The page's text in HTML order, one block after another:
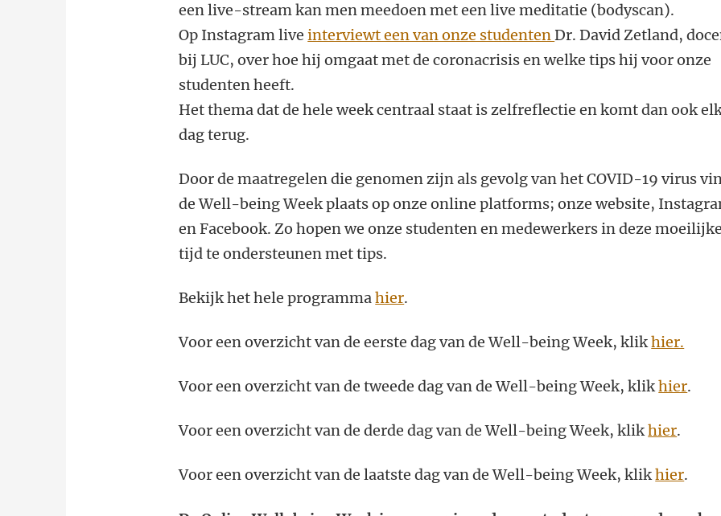
een live-stream kan men meedoen met een live meditatie (bodyscan).
Op Instagram liveinterviewt een van onze studentenDr. David Zetland,
bij LUC, over hoe hij omgaat met de coronacrisis en welke tips hij voor onze
studenten heeft.
Het thema dat de hele week centraal staat is zelfreflectie en komt dan ook
dag terug.
Door de maatregelen die genomen zijn als gevolg van het COVID-19 virus
de Well-being Week plaats op onze online platforms; onze website,
en Facebook. Zo hopen we onze studenten en medewerkers in deze moeilijke
tijd te ondersteunen met tips.
Bekijk het hele programmahier.
Voor een overzicht van de eerste dag van de Well-being Week, klikhier.
Voor een overzicht van de tweede dag van de Well-being Week, klikhier.
Voor een overzicht van de derde dag van de Well-being Week, klikhier.
Voor een overzicht van de laatste dag van de Well-being Week, klikhier.